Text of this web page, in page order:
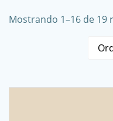
Mostrando 1–16 de 19